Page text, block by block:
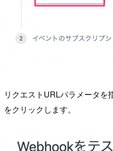
リクエストURLパラメータを
をクリックします。